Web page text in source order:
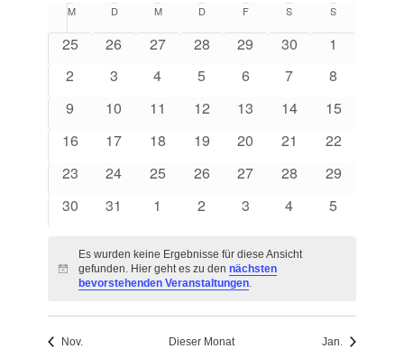
Ansichten,
Navigation
wählen.
Kalender
Veranstaltungen
M MONTAG
D DIENSTAG
M MITTWOCH
D DONNERSTAG
F FREITAG
S SAMSTAG
S
0
25
0
26
0
27
0
28
0
29
0
30
0
1
0
2
0
3
0
4
0
5
0
6
0
7
0
8
0
9
0
10
0
11
0
12
0
13
0
14
0
15
0
16
0
17
0
18
0
19
0
20
0
21
0
22
0
23
0
24
0
25
0
26
0
27
0
28
0
29
0
30
0
31
0
1
0
2
0
3
0
4
0
5
Hinweis
Es wurden keine Ergebnisse für diese Ansicht
gefunden. Hier geht es zu den nächsten
bevorstehenden Veranstaltungen.
Nov. Dieser Monat Jan.